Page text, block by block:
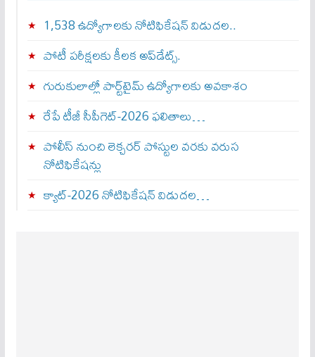
1,538 ఉద్యోగాలకు నోటిఫికేషన్ విడుదల..
పోటీ పరీక్షలకు కీలక అప్‌డేట్స్.
గురుకులాల్లో పార్ట్‌టైమ్ ఉద్యోగాలకు అవకాశం
రేపే టీజీ సీపీగెట్‌-2026 ఫలితాలు…
పోలీస్ నుంచి లెక్చరర్ పోస్టుల వరకు వరుస
నోటిఫికేషన్లు
క్యాట్-2026 నోటిఫికేషన్ విడుదల…